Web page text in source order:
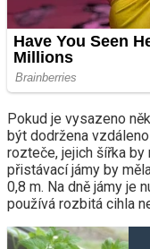
Pokud je vysazeno
být dodržena
rozteče, jejich šířka
přistávací jámy by
0,8 m. Na dně jámy je
používá rozbitá cihla